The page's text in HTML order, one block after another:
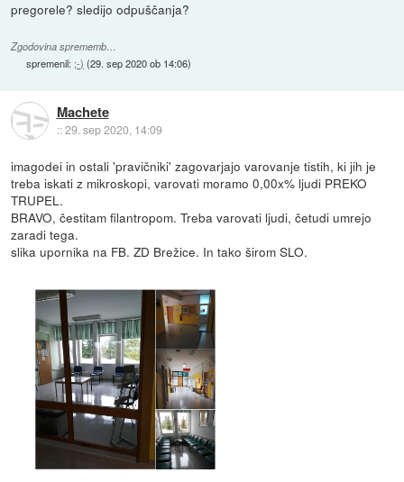
pregorele? sledijo odpuščanja?
Zgodovina sprememb…
spremenil: ;-) (29. sep 2020 ob 14:06)
Machete
::29. sep 2020, 14:09
imagodei in ostali 'pravičniki' zagovarjajo varovanje tistih, ki jih je
treba iskati z mikroskopi, varovati moramo 0,00x% ljudi PREKO
TRUPEL.
BRAVO, čestitam filantropom. Treba varovati ljudi, četudi umrejo
zaradi tega.
slika upornika na FB. ZD Brežice. In tako širom SLO.